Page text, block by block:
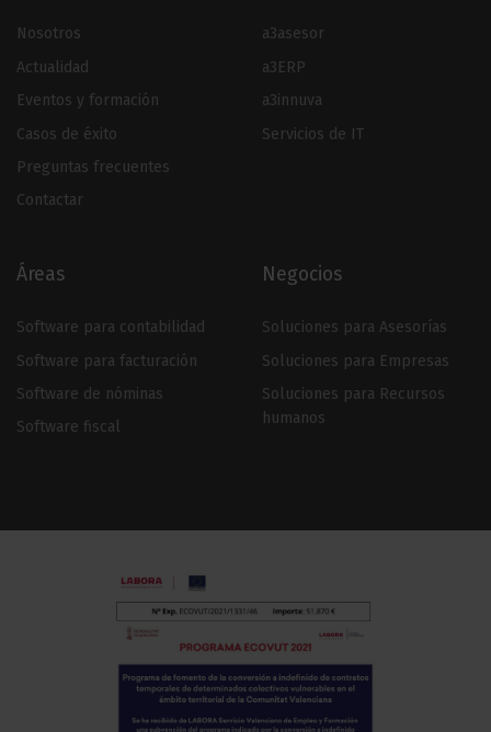
Nosotros
Actualidad
Eventos y formación
Casos de éxito
Preguntas frecuentes
Contactar
a3asesor
a3ERP
a3innuva
Servicios de IT
Áreas
Software para contabilidad
Software para facturación
Software de nóminas
Software fiscal
Negocios
Soluciones para Asesorías
Soluciones para Empresas
Soluciones para Recursos
humanos